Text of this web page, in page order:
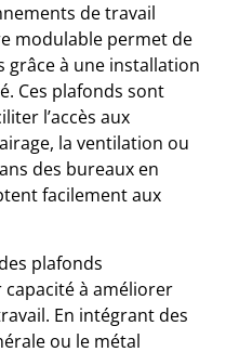
de travail
modulable permet de
grâce à une installation
Ces plafonds sont
l’accès aux
la ventilation ou
des bureaux en
facilement aux
plafonds
à améliorer
En intégrant des
ou le métal